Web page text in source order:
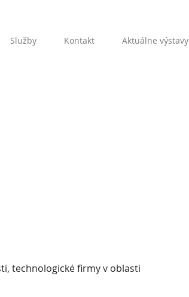
Služby Kontakt Aktuálne výstavy
technologické firmy v oblasti